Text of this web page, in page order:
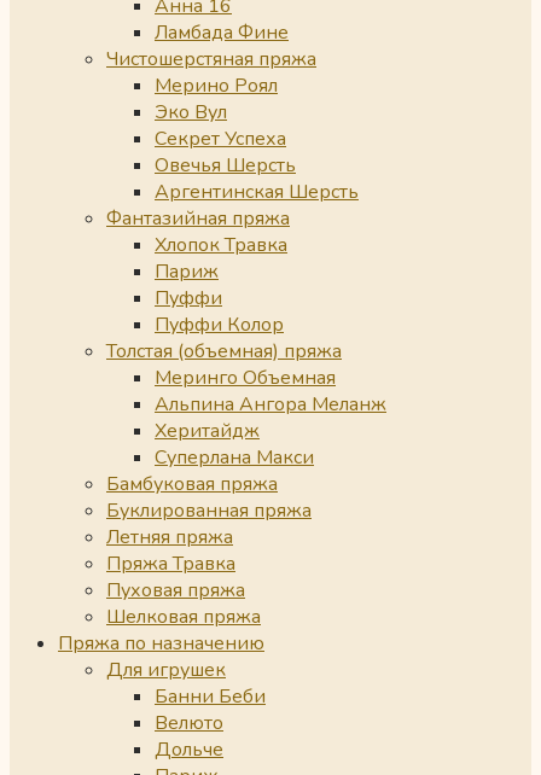
Анна 16
Ламбада Фине
Чистошерстяная пряжа
Мерино Роял
Эко Вул
Секрет Успеха
Овечья Шерсть
Аргентинская Шерсть
Фантазийная пряжа
Хлопок Травка
Париж
Пуффи
Пуффи Колор
Толстая (объемная) пряжа
Меринго Объемная
Альпина Ангора Меланж
Херитайдж
Суперлана Макси
Бамбуковая пряжа
Буклированная пряжа
Летняя пряжа
Пряжа Травка
Пуховая пряжа
Шелковая пряжа
Пряжа по назначению
Для игрушек
Банни Беби
Велюто
Дольче